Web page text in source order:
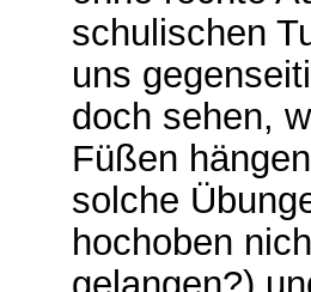
schulischen
uns
doch sehen,
Füßen
solche
hochoben